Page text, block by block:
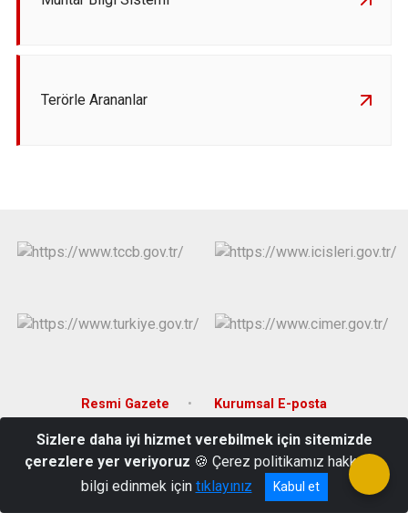
Terörle Arananlar
Resmi Gazete Kurumsal E-posta
Bahçelievler Mahallesi Atatürk Bulvarı No:53 Marmaraereğlisi /
Tekirdağ
0282 613 12 39
Sizlere daha iyi hizmet verebilmek için sitemizde
çerezlere yer veriyoruz 🍪 Çerez politikamız hakkında
bilgi edinmek için tıklayınız Kabul et